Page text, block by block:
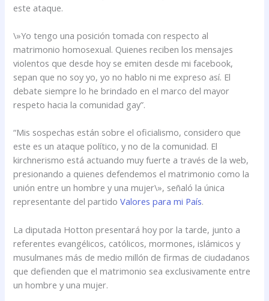
este ataque.
\»Yo tengo una posición tomada con respecto al
matrimonio homosexual. Quienes reciben los mensajes
violentos que desde hoy se emiten desde mi facebook,
sepan que no soy yo, yo no hablo ni me expreso así. El
debate siempre lo he brindado en el marco del mayor
respeto hacia la comunidad gay”.
“Mis sospechas están sobre el oficialismo, considero que
este es un ataque político, y no de la comunidad. El
kirchnerismo está actuando muy fuerte a través de la web,
presionando a quienes defendemos el matrimonio como la
unión entre un hombre y una mujer\», señaló la única
representante del partidoValores para mi País.
La diputada Hotton presentará hoy por la tarde, junto a
referentes evangélicos, católicos, mormones, islámicos y
musulmanes más de medio millón de firmas de ciudadanos
que defienden que el matrimonio sea exclusivamente entre
un hombre y una mujer.